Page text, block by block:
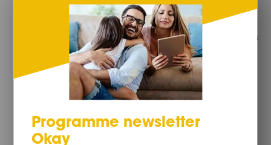
délicieux pudding au pain et au beurre. Avec du lait,
de la crème, des œufs, du sucre et des raisins de
Corinthe, c'est une façon délicieuse d'utiliser les restes
de pain décongelé.
Vous préférez quelque chose de salé ? Utilisez les
tranches de pain décongeléesrestantes pour créer
des calzone. La sauce tomate, le fromage et les
un excellent choix pour remplacer le sandwich
traditionnel à l'heure du déjeuner.
Programme newsletter
Okay